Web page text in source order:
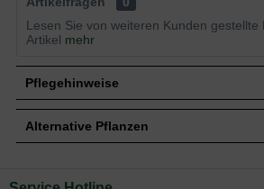
Lesen Sie von weiteren Kunden gestellte
Artikel mehr
Pflegehinweise
Pflanz- und Pflegetipps Pinus
Alternative Pflanzen